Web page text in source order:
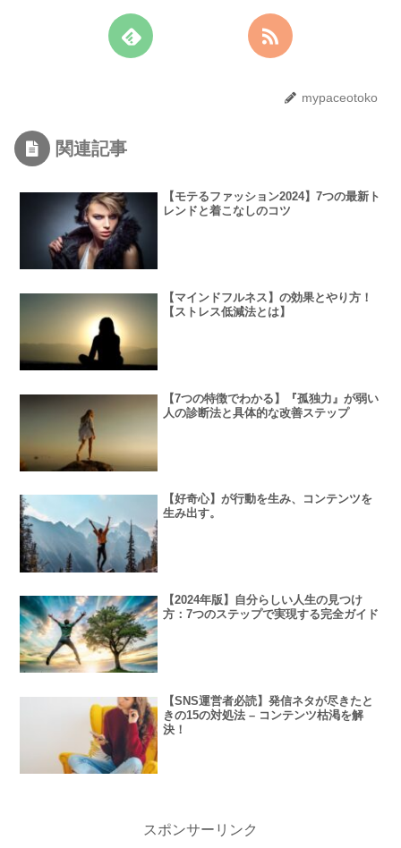
mypaceotoko
関連記事
【モテるファッション2024】7つの最新ト
レンドと着こなしのコツ
【マインドフルネス】の効果とやり方！
【ストレス低減法とは】
【7つの特徴でわかる】『孤独力』が弱い
人の診断法と具体的な改善ステップ
【好奇心】が行動を生み、コンテンツを
生み出す。
【2024年版】自分らしい人生の見つけ
方：7つのステップで実現する完全ガイド
【SNS運営者必読】発信ネタが尽きたと
きの15の対処法 – コンテンツ枯渇を解
決！
スポンサーリンク